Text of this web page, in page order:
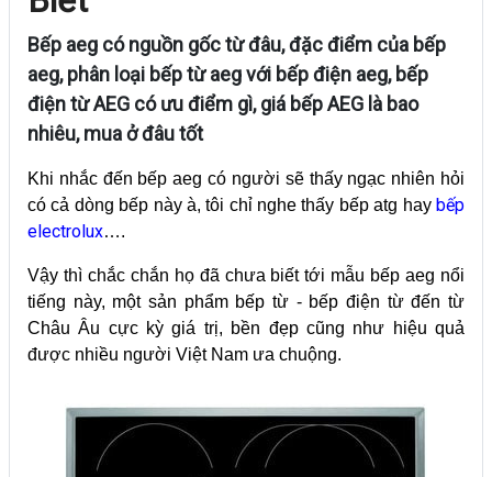
Bếp aeg có nguồn gốc từ đâu, đặc điểm của bếp
aeg, phân loại bếp từ aeg với bếp điện aeg, bếp
điện từ AEG có ưu điểm gì, giá bếp AEG là bao
nhiêu, mua ở đâu tốt
Khi nhắc đến bếp aeg có người sẽ thấy ngạc nhiên hỏi
có cả dòng bếp này à, tôi chỉ nghe thấy bếp atg hay bếp
electrolux….
Vậy thì chắc chắn họ đã chưa biết tới mẫu bếp aeg nổi
tiếng này, một sản phẩm bếp từ - bếp điện từ đến từ
Châu Âu cực kỳ giá trị, bền đẹp cũng như hiệu quả
được nhiều người Việt Nam ưa chuộng.